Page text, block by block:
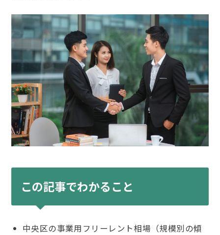
この記事でわかること
中央区の事業用フリーレント相場（規模別の傾